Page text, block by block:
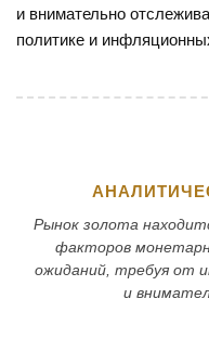
и внимательно
политике и
Рынок золота
факторов
ожиданий, требуя от
и